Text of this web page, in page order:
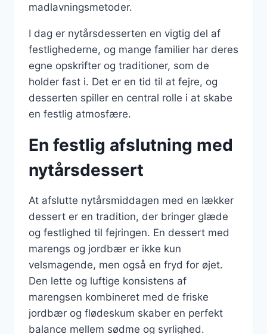
madlavningsmetoder.
I dag er nytårsdesserten en vigtig del af
festlighederne, og mange familier har deres
egne opskrifter og traditioner, som de
holder fast i. Det er en tid til at fejre, og
desserten spiller en central rolle i at skabe
en festlig atmosfære.
En festlig afslutning med
nytårsdessert
At afslutte nytårsmiddagen med en lækker
dessert er en tradition, der bringer glæde
og festlighed til fejringen. En dessert med
marengs og jordbær er ikke kun
velsmagende, men også en fryd for øjet.
Den lette og luftige konsistens af
marengsen kombineret med de friske
jordbær og flødeskum skaber en perfekt
balance mellem sødme og syrlighed.